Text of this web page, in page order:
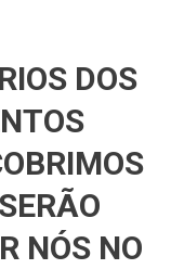
DOS
NÓS NO